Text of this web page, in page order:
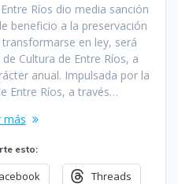
Ríos dio media sanción
beneficio a la preservación
en ley, será
Cultura de Entre Ríos, a
anual. Impulsada por la
Entre Ríos, a través…
más
esto:
Threads